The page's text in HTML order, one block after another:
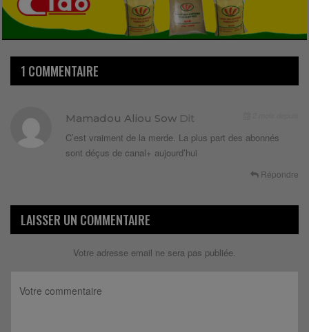
1 COMMENTAIRE
Mamadou Aliou Sow Dit
C’est vraiment de la merde. La plus part des abonnés
sont déçus de canal+ aujourd’hui
Répondre
LAISSER UN COMMENTAIRE
Votre adresse email ne sera pas publiée.